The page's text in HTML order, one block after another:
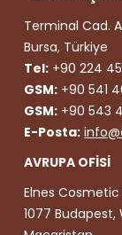
Terminal Cad.
Bursa, Türkiye
Tel:+90 224
GSM:+90 541
GSM:+90 543
E-Posta:
AVRUPA OFİSİ
Elnes Cosmetic
1077 Budapest,